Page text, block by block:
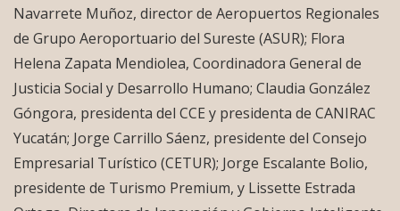
Navarrete Muñoz, director de Aeropuertos Regionales
de Grupo Aeroportuario del Sureste (ASUR); Flora
Helena Zapata Mendiolea, Coordinadora General de
Justicia Social y Desarrollo Humano; Claudia González
Góngora, presidenta del CCE y presidenta de CANIRAC
Yucatán; Jorge Carrillo Sáenz, presidente del Consejo
Empresarial Turístico (CETUR); Jorge Escalante Bolio,
presidente de Turismo Premium, y Lissette Estrada